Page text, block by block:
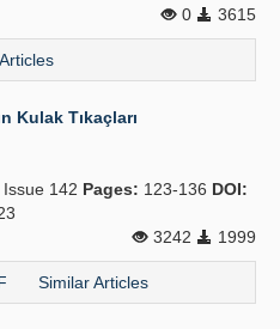
0
3615
Kulak Tıkaçları
142 Pages: 123-136 DOI:
3242
1999
Similar Articles